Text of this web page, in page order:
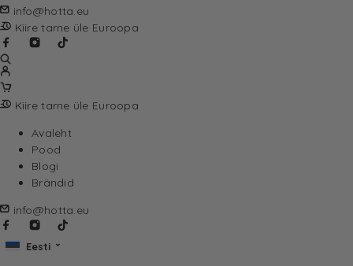
info@hotta.eu
Kiire tarne üle Euroopa
Kiire tarne üle Euroopa
Avaleht
Pood
Blogi
Brändid
info@hotta.eu
Eesti